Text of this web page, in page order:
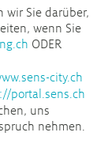
wir Sie darüber,
wenn Sie
ODER
city.ch
portal.sens.ch
uns
nehmen.